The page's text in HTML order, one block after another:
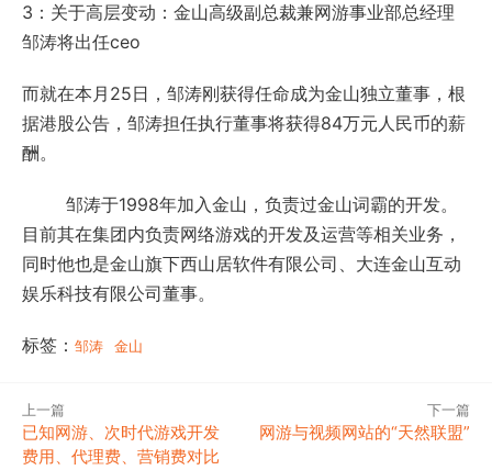
3：关于高层变动：金山高级副总裁兼网游事业部总经理
邹涛将出任ceo
而就在本月25日，邹涛刚获得任命成为金山独立董事，根
据港股公告，邹涛担任执行董事将获得84万元人民币的薪
酬。
邹涛于1998年加入金山，负责过金山词霸的开发。
目前其在集团内负责网络游戏的开发及运营等相关业务，
同时他也是金山旗下西山居软件有限公司、大连金山互动
娱乐科技有限公司董事。
标签： 邹涛 金山
上一篇
已知网游、次时代游戏开发
费用、代理费、营销费对比
下一篇
网游与视频网站的“天然联盟”